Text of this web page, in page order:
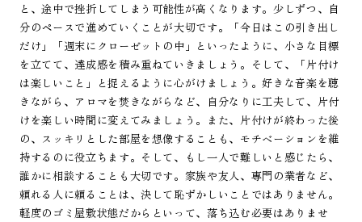
と、途中で挫折してしまう可能性が高くなります。少しずつ、自
分のペースで進めていくことが大切です。「今日はこの引き出し
だけ」「週末にクローゼットの中」といったように、小さな目標
を立てて、達成感を積み重ねていきましょう。そして、「片付け
は楽しいこと」と捉えるように心がけましょう。好きな音楽を聴
きながら、アロマを焚きながらなど、自分なりに工夫して、片付
けを楽しい時間に変えてみましょう。また、片付けが終わった後
の、スッキリとした部屋を想像することも、モチベーションを維
持するのに役立ちます。そして、もし一人で難しいと感じたら、
誰かに相談することも大切です。家族や友人、専門の業者など、
頼れる人に頼ることは、決して恥ずかしいことではありません。
軽度のゴミ屋敷状態だからといって、落ち込む必要はありませ